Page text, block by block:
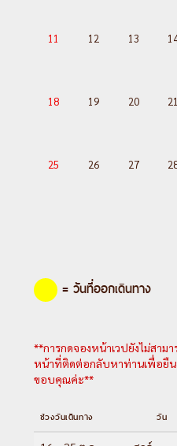
11 12 13
18 19 20 21
25 26 27
= วันที่ออกเดินทาง
**การกดจองหน้าเวปยังไม่สาม
หน้าที่ติดต่อกลับหาท่านเพื่อยืน
ขอบคุณค่ะ**
ช่วงวันเดินทาง วัน